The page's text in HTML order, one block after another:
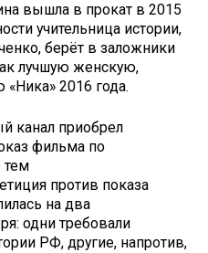
вышла в прокат в 2015
учительница истории,
берёт в заложники
лучшую женскую,
2016 года.
канал приобрел
фильма по
тем
против показа
на два
одни требовали
РФ, другие, напротив,